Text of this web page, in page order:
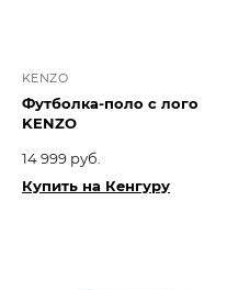
KENZO
Футболка-поло с лого
KENZO
14 999 руб.
Купить на Кенгуру